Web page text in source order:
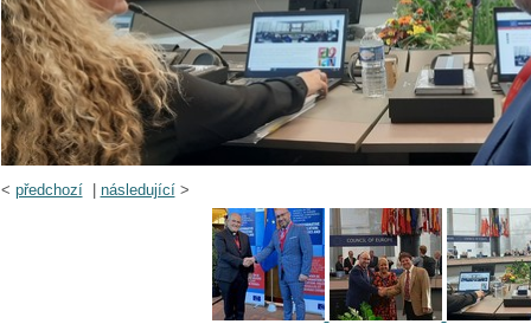
< předchozí| následující>